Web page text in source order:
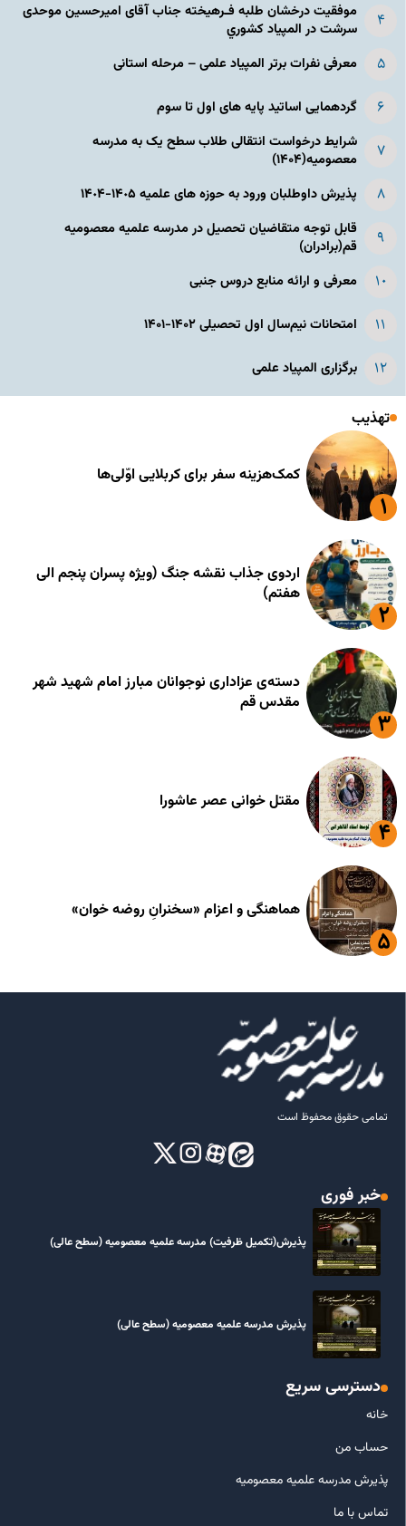
موفقیت درخشان طلبه فـرهیخته جناب آقای امیرحسین موحدی
سرشت در المپياد كشوري
معرفی نفرات برتر المپیاد علمی – مرحله استانی
گردهمایی اساتید پایه های اول تا سوم
شرایط درخواست انتقالی طلاب سطح یک به مدرسه
معصومیه(۱۴۰۴)
پذیرش داوطلبان ورود به حوزه های علمیه ١۴٠۵-١۴٠۴
قابل توجه متقاضیان تحصیل در مدرسه علمیه معصومیه
قم(برادران)
معرفی و ارائه منابع دروس جنبی
امتحانات نیم‌سال اول تحصیلی ۱۴۰۲-۱۴۰۱
برگزاری المپیاد علمی
تهذیب
کمک‌هزینه سفر برای کربلایی اوّلی‌ها
اردوی جذاب نقشه جنگ (ویژه پسران پنجم الی
هفتم)
دسته‌ی عزاداری نوجوانان مبارز امام شهید شهر
مقدس قم
مقتل خوانی عصر عاشورا
هماهنگی و اعزام «سخنرانِ روضه خوان»
تمامی حقوق محفوظ است
خبر فوری
پذیرش(تکمیل ظرفیت) مدرسه علمیه معصومیه‌ (سطح عالی)
پذیرش مدرسه علمیه معصومیه‌ (سطح عالی)
دسترسی سریع
خانه
حساب من
پذیرش مدرسه علمیه معصومیه
تماس با ما